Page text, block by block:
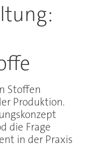
Stoffen
Produktion.
die Frage
in der Praxis